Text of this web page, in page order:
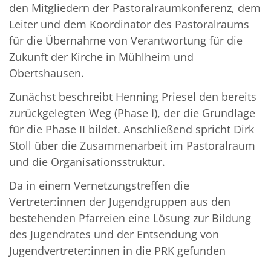
den Mitgliedern der Pastoralraumkonferenz, dem
Leiter und dem Koordinator des Pastoralraums
für die Übernahme von Verantwortung für die
Zukunft der Kirche in Mühlheim und
Obertshausen.
Zunächst beschreibt Henning Priesel den bereits
zurückgelegten Weg (Phase I), der die Grundlage
für die Phase II bildet. Anschließend spricht Dirk
Stoll über die Zusammenarbeit im Pastoralraum
und die Organisationsstruktur.
Da in einem Vernetzungstreffen die
Vertreter:innen der Jugendgruppen aus den
bestehenden Pfarreien eine Lösung zur Bildung
des Jugendrates und der Entsendung von
Jugendvertreter:innen in die PRK gefunden